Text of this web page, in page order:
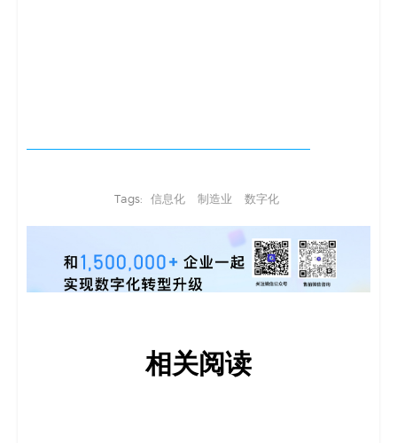
Tags: 信息化 制造业 数字化
相关阅读